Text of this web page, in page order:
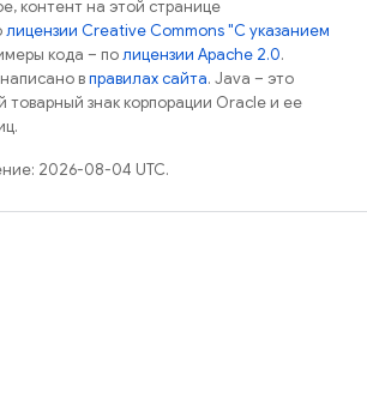
контент на этой странице
лицензии Creative Commons "С указанием
кода – полицензии Apache 2.0.
вправилах сайта. Java – это
товарный знак корпорации Oracle и ее
2026-08-04 UTC.